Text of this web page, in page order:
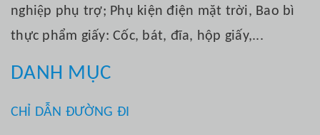
nghiệp phụ trợ; Phụ kiện điện mặt trời, Bao bì
thực phẩm giấy: Cốc, bát, đĩa, hộp giấy,...
DANH MỤC
CHỈ DẪN ĐƯỜNG ĐI